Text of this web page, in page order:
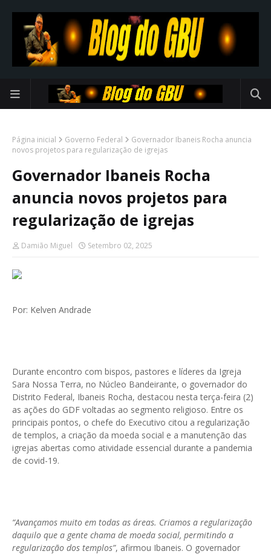
Página inicial Governo Federal
Governador Ibaneis Rocha anuncia
novos projetos para regularização de igrejas
Governador Ibaneis Rocha
anuncia novos projetos para
regularização de igrejas
Damião Miguel Setembro 02, 2025
Por: Kelven Andrade
Durante encontro com bispos, pastores e líderes da Igreja
Sara Nossa Terra, no Núcleo Bandeirante, o governador do
Distrito Federal, Ibaneis Rocha, destacou nesta terça-feira (2)
as ações do GDF voltadas ao segmento religioso. Entre os
principais pontos, o chefe do Executivo citou a regularização
de templos, a criação da moeda social e a manutenção das
igrejas abertas como atividade essencial durante a pandemia
de covid-19.
“Avançamos muito em todas as áreas. Criamos a regularização
daquilo que a gente chama de moeda social, permitindo a
regularização dos templos”, afirmou Ibaneis. O governador